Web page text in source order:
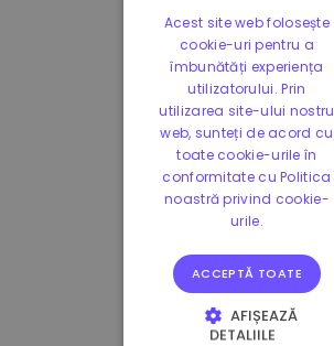
Acest site web folosește
cookie-uri pentru a
îmbunătăți experiența
utilizatorului. Prin
utilizarea site-ului nostru
web, sunteți de acord cu
toate cookie-urile în
conformitate cu Politica
noastră privind cookie-
urile.
ACCEPTĂ TOATE
AFIȘEAZĂ
DETALIILE